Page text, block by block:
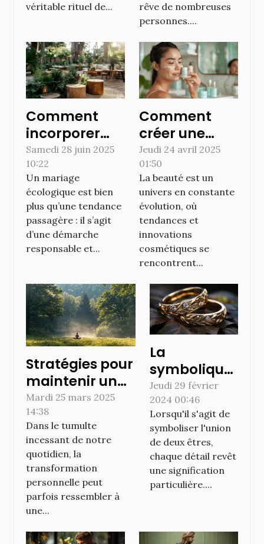
véritable rituel de...
rêve de nombreuses
personnes....
Comment
incorporer
des éléments
écologiques
dans votre
déco de
mariage ?
Samedi 28 juin 2025
10:22
Un mariage
écologique est bien
plus qu’une tendance
passagère : il s’agit
d’une démarche
responsable et...
Comment
créer une
routine
beauté
inspirée par
les dernières
tendances en
cosmétique
Jeudi 24 avril 2025
01:50
La beauté est un
univers en constante
évolution, où
tendances et
innovations
cosmétiques se
rencontrent...
Stratégies pour
maintenir un
équilibre
émotionnel
durant votre
transformation
personnelle
Mardi 25 mars 2025
14:38
Dans le tumulte
incessant de notre
quotidien, la
transformation
personnelle peut
parfois ressembler à
une...
La
symbolique
et
l'originalité
des bagues
en bois pour
les
cérémonies
de mariage
Jeudi 29 février
2024 00:46
Lorsqu'il s'agit de
symboliser l'union
de deux êtres,
chaque détail revêt
une signification
particulière....